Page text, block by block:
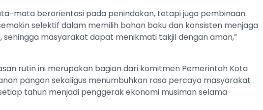
mata berorientasi pada penindakan, tetapi juga pembinaan.
selektif dalam memilih bahan baku dan konsisten menjaga
sehingga masyarakat dapat menikmati takjil dengan aman,”
rutin ini merupakan bagian dari komitmen Pemerintah Kota
pangan sekaligus menumbuhkan rasa percaya masyarakat
tahun menjadi penggerak ekonomi musiman selama